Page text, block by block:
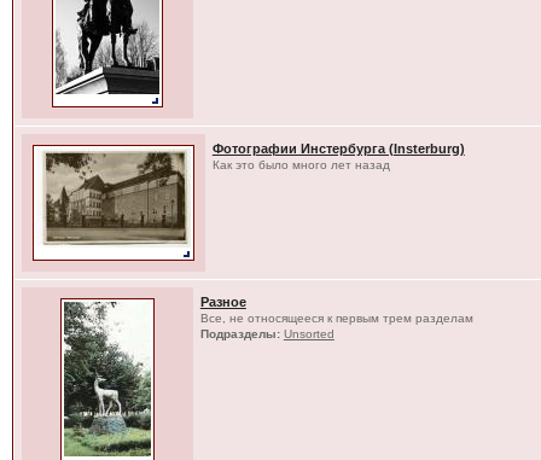
Фотографии Инстербурга (Insterburg)
Как это было много лет назад
Разное
Все, не относящееся к первым трем разделам
Подразделы: Unsorted